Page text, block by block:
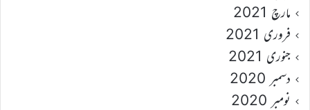
مارچ 2021
فروری 2021
جنوری 2021
دسمبر 2020
نومبر 2020